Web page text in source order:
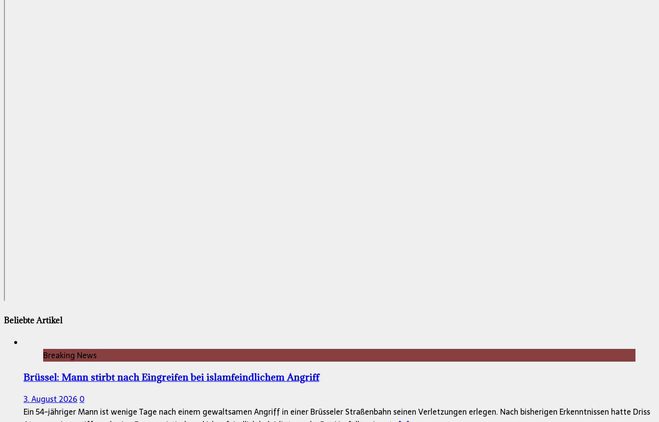
Beliebte Artikel
Breaking News
Brüssel: Mann stirbt nach Eingreifen bei islamfeindlichem Angriff
3. August 2026 0
Ein 54-jähriger Mann ist wenige Tage nach einem gewaltsamen Angriff in einer Brüsseler Straßenbahn seinen Verletzungen erlegen. Nach bisherigen Erkenntnissen hatte Driss